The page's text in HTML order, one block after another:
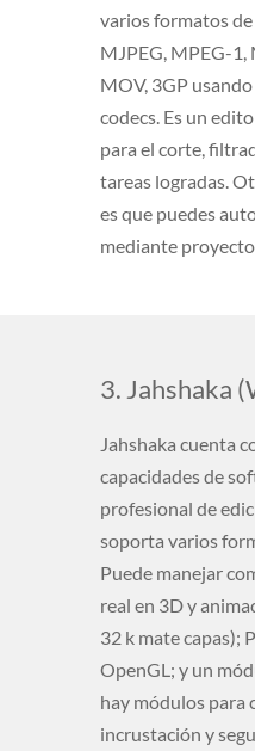
varios formatos de
MJPEG, MPEG-1,
MOV, 3GP
codecs. Es un
para el corte,
tareas logradas.
es que puedes
mediante
3. Jahshaka
Jahshaka cuenta
capacidades de
profesional de
soporta varios
Puede manejar
real en 3D y
32 k mate capas);
OpenGL; y un
hay módulos para
incrustación y